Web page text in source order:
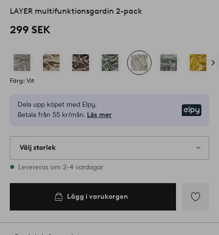
LAYER multifunktionsgardin 2-pack
299 SEK
Färg: Vit
Dela upp köpet med Elpy.
Betala från 55 kr/mån. Läs mer
Välj storlek
Alla storlekar finns i lager
Levereras om 2-4 vardagar
Lägg i varukorgen
till